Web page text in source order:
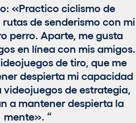
«Practico ciclismo de
de senderismo con mi
perro. Aparte, me gusta
en línea con mis amigos.
de tiro, que me
despierta mi capacidad
de estrategia,
a mantener despierta la
mente».